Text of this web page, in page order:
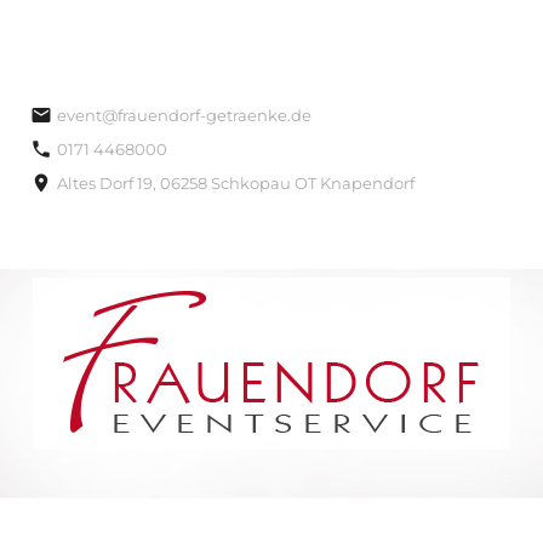
event@frauendorf-getraenke.de
0171 4468000
Altes Dorf 19, 06258 Schkopau OT Knapendorf